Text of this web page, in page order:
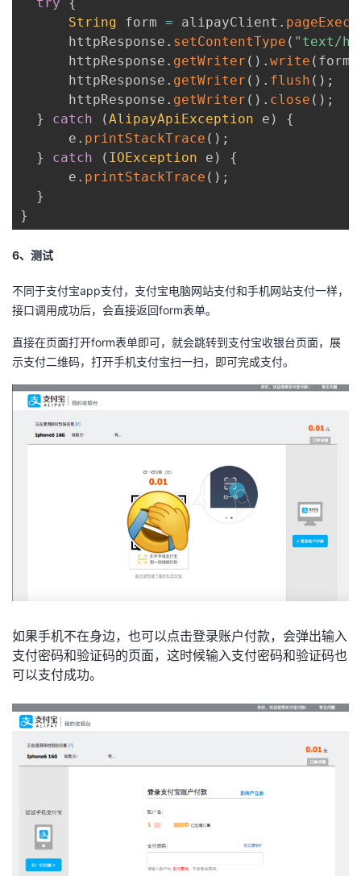
String form = alipayClient .
      httpResponse
. setContentType ( "text/
      httpResponse
. getWriter ( ) . write ( form
      httpResponse
. getWriter ( ) . flush ( ) ;
      httpResponse
. getWriter ( ) . close ( ) ;
}
catch (AlipayApiException e )
{
      e
. printStackTrace ( ) ;
}
catch ( IOException e )
{
      e
. printStackTrace ( ) ;
}
}
6、测试
不同于支付宝app支付，支付宝电脑网站支付和手机网站支付一样，
接口调用成功后，会直接返回form表单。
直接在页面打开form表单即可，就会跳转到支付宝收银台页面，展
示支付二维码，打开手机支付宝扫一扫，即可完成支付。
如果手机不在身边，也可以点击登录账户付款，会弹出输入
支付密码和验证码的页面，这时候输入支付密码和验证码也
可以支付成功。